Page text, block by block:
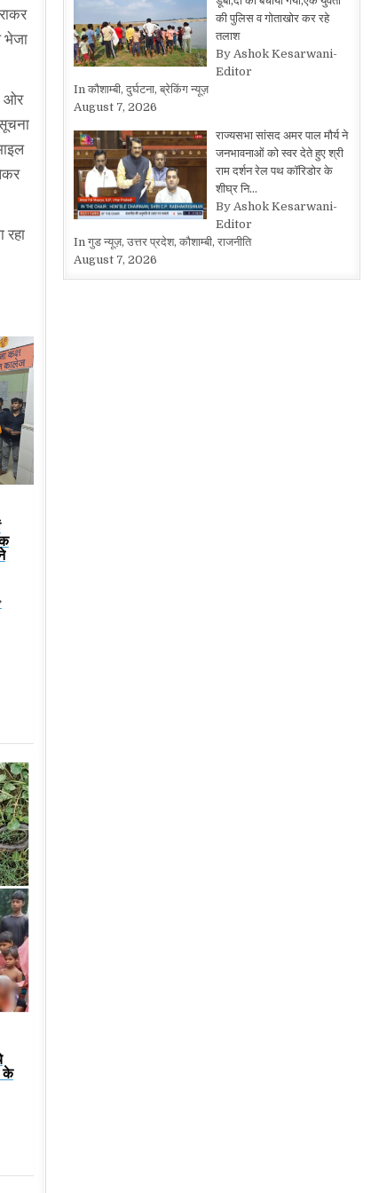
भेजा
ओर
रहा
के
की पुलिस व गोताखोर कर रहे
तलाश
By Ashok Kesarwani-
Editor
In कौशाम्बी, दुर्घटना, ब्रेकिंग न्यूज़
August 7, 2026
राज्यसभा सांसद अमर पाल मौर्य ने
जनभावनाओं को स्वर देते हुए श्री
राम दर्शन रेल पथ कॉरिडोर के
शीघ्र नि…
By Ashok Kesarwani-
Editor
In गुड न्यूज़, उत्तर प्रदेश, कौशाम्बी, राजनीति
August 7, 2026